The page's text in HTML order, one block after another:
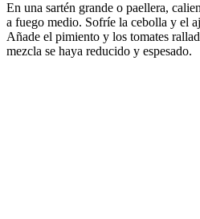
En una sartén grande o paellera,
a fuego medio. Sofríe la cebolla y el
Añade el pimiento y los tomates
mezcla se haya reducido y espesado.